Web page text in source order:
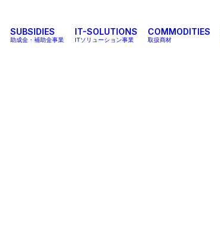
SUBSIDIES
助成金・補助金事業
IT-SOLUTIONS
ITソリューション事業
COMMODITIES
取扱商材